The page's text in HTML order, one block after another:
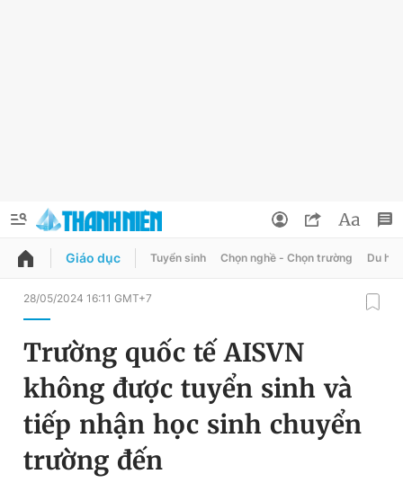
QUẢNG CÁO ĐẶT BÁO
Chuyên mục
Chuyên mục khác
Chào ngày mới
Đổi mật khẩu
Tin đã lưu
Tin đã xem
Giáo dục Tuyển sinh Chọn nghề - Chọn trường Du học
28/05/2024 16:11 GMT+7
Trường quốc tế AISVN
không được tuyển sinh và
tiếp nhận học sinh chuyển
trường đến